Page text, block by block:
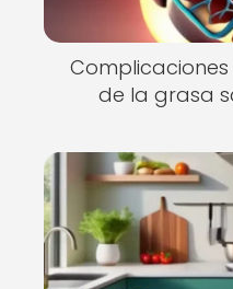
de la grasa